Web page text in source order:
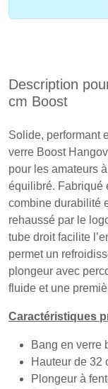
Description
cm Boost
Solide, performant
verre Boost
pour les amateurs
équilibré. Fabriqué
combine durabilité
rehaussé par le
tube droit facilite
permet un
plongeur avec
fluide et une
Caractéristiques
Bang en verre
Hauteur de 32
Plongeur à